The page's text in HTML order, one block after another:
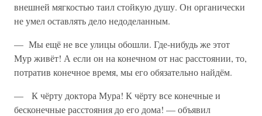
внешней мягкостью таил стойкую душу. Он органически
не умел оставлять дело недоделанным.
— Мы ещё не все улицы обошли. Где-нибудь же этот
Мур живёт! А если он на конечном от нас расстоянии, то,
потратив конечное время, мы его обязательно найдём.
— К чёрту доктора Мура! К чёрту все конечные и
бесконечные расстояния до его дома! — объявил